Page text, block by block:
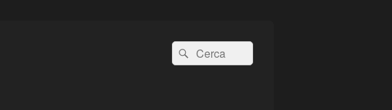
Cerca:Cerca